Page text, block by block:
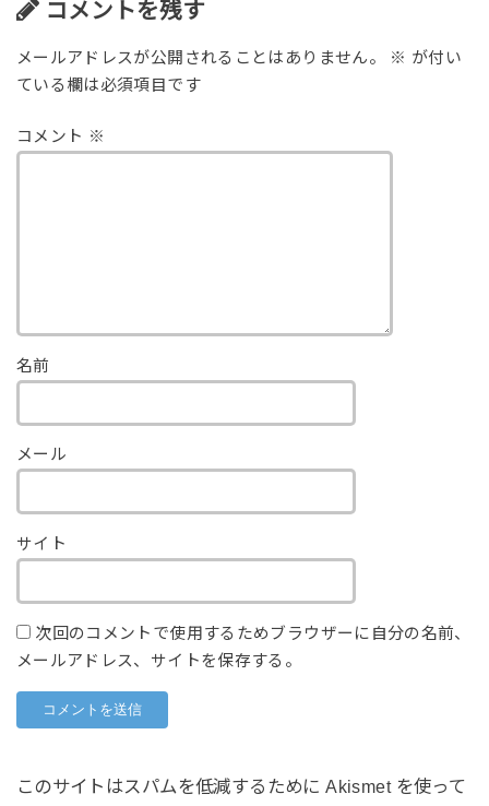
コメントを残す
メールアドレスが公開されることはありません。 ※ が付い
ている欄は必須項目です
コメント ※
名前
メール
サイト
次回のコメントで使用するためブラウザーに自分の名前、
メールアドレス、サイトを保存する。
このサイトはスパムを低減するために Akismet を使って